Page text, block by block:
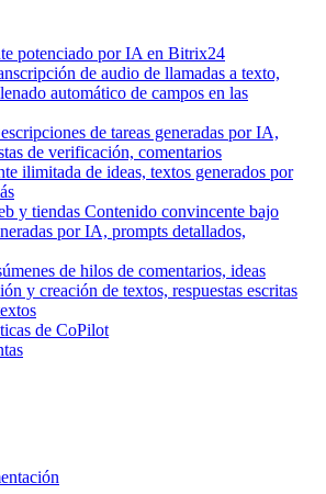
potenciado por IA en Bitrix24
de audio de llamadas a texto,
automático de campos en las
de tareas generadas por IA,
de verificación, comentarios
ilimitada de ideas, textos generados por
y tiendas Contenido convincente bajo
por IA, prompts detallados,
de hilos de comentarios, ideas
y creación de textos, respuestas escritas
de CoPilot